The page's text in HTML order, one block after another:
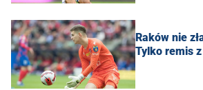
Raków nie
Tylko remis